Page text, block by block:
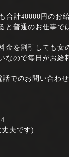
合計40000円のお
と普通のお仕事で
金を割引しても女
なので毎日がお給
話でのお問い合わ
丈夫です)